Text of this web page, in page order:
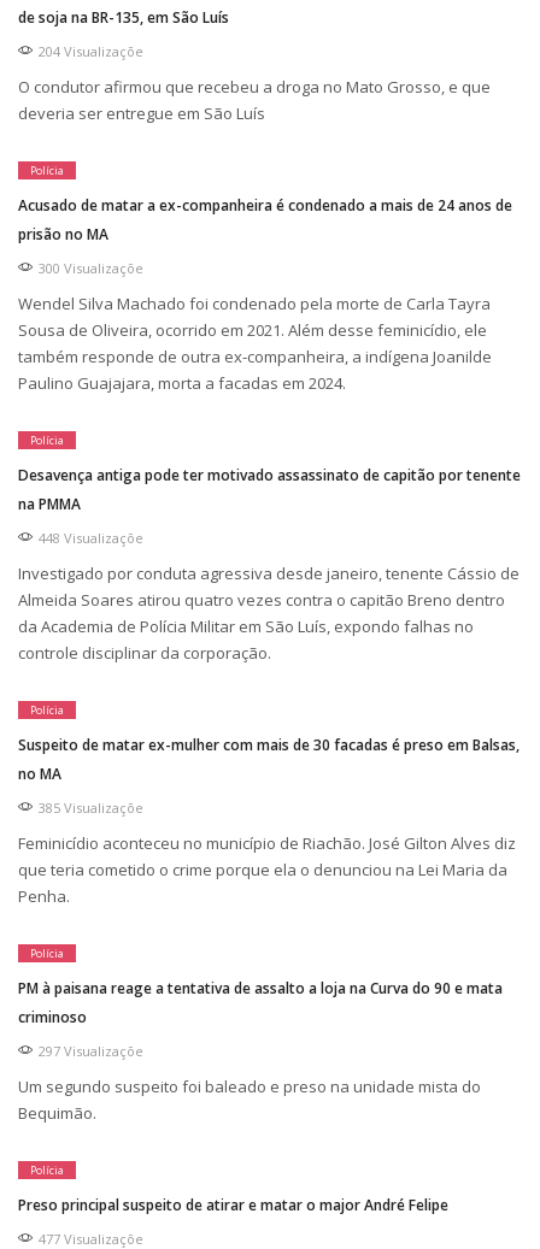
de soja na BR-135, em São Luís
204 Visualizaçõe
O condutor afirmou que recebeu a droga no Mato Grosso, e que
deveria ser entregue em São Luís
Polícia
Acusado de matar a ex-companheira é condenado a mais de 24 anos de
prisão no MA
300 Visualizaçõe
Wendel Silva Machado foi condenado pela morte de Carla Tayra
Sousa de Oliveira, ocorrido em 2021. Além desse feminicídio, ele
também responde de outra ex-companheira, a indígena Joanilde
Paulino Guajajara, morta a facadas em 2024.
Polícia
Desavença antiga pode ter motivado assassinato de capitão por tenente
na PMMA
448 Visualizaçõe
Investigado por conduta agressiva desde janeiro, tenente Cássio de
Almeida Soares atirou quatro vezes contra o capitão Breno dentro
da Academia de Polícia Militar em São Luís, expondo falhas no
controle disciplinar da corporação.
Polícia
Suspeito de matar ex-mulher com mais de 30 facadas é preso em Balsas,
no MA
385 Visualizaçõe
Feminicídio aconteceu no município de Riachão. José Gilton Alves diz
que teria cometido o crime porque ela o denunciou na Lei Maria da
Penha.
Polícia
PM à paisana reage a tentativa de assalto a loja na Curva do 90 e mata
criminoso
297 Visualizaçõe
Um segundo suspeito foi baleado e preso na unidade mista do
Bequimão.
Polícia
Preso principal suspeito de atirar e matar o major André Felipe
477 Visualizaçõe